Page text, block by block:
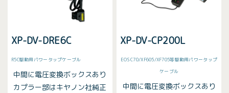
XP-DV-DRE6C
R5C駆動用パワータップケーブル
中間に電圧変換ボックスあり
カプラー部はキヤノン社純正
XP-DV-CP200L
EOS C70/XF605/XF705等駆動用パワータップ
ケーブル
中間に電圧変換ボックスあり